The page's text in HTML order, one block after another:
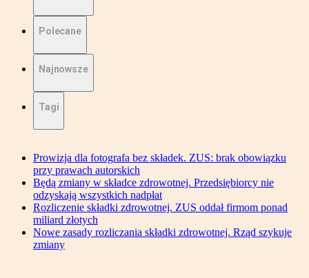
Polecane
Najnowsze
Tagi
Prowizja dla fotografa bez składek. ZUS: brak obowiązku
przy prawach autorskich
Będą zmiany w składce zdrowotnej. Przedsiębiorcy nie
odzyskają wszystkich nadpłat
Rozliczenie składki zdrowotnej. ZUS oddał firmom ponad
miliard złotych
Nowe zasady rozliczania składki zdrowotnej. Rząd szykuje
zmiany